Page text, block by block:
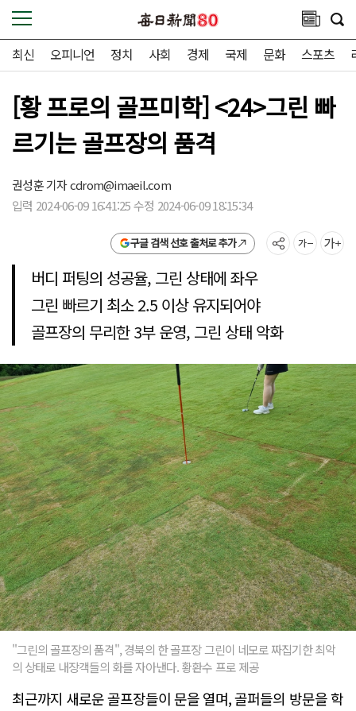
최신 오피니언 정치 사회 경제 국제 문화 스포츠
[황 프로의 골프미학] <24>그린 빠
르기는 골프장의 품격
권성훈 기자cdrom@imaeil.com
입력 2024-06-09 16:41:25 수정 2024-06-09 18:15:34
구글 검색 선호 출처로 추가
버디 퍼팅의 성공율, 그린 상태에 좌우
그린 빠르기 최소 2.5 이상 유지되어야
골프장의 무리한 3부 운영, 그린 상태 악화
"그린의 골프장의 품격", 경북의 한 골프장 그린이 네모로 짜집기한 최악
의 상태로 내장객들의 화를 자아낸다. 황환수 프로 제공
최근까지 새로운 골프장들이 문을 열며, 골퍼들의 방문을 학